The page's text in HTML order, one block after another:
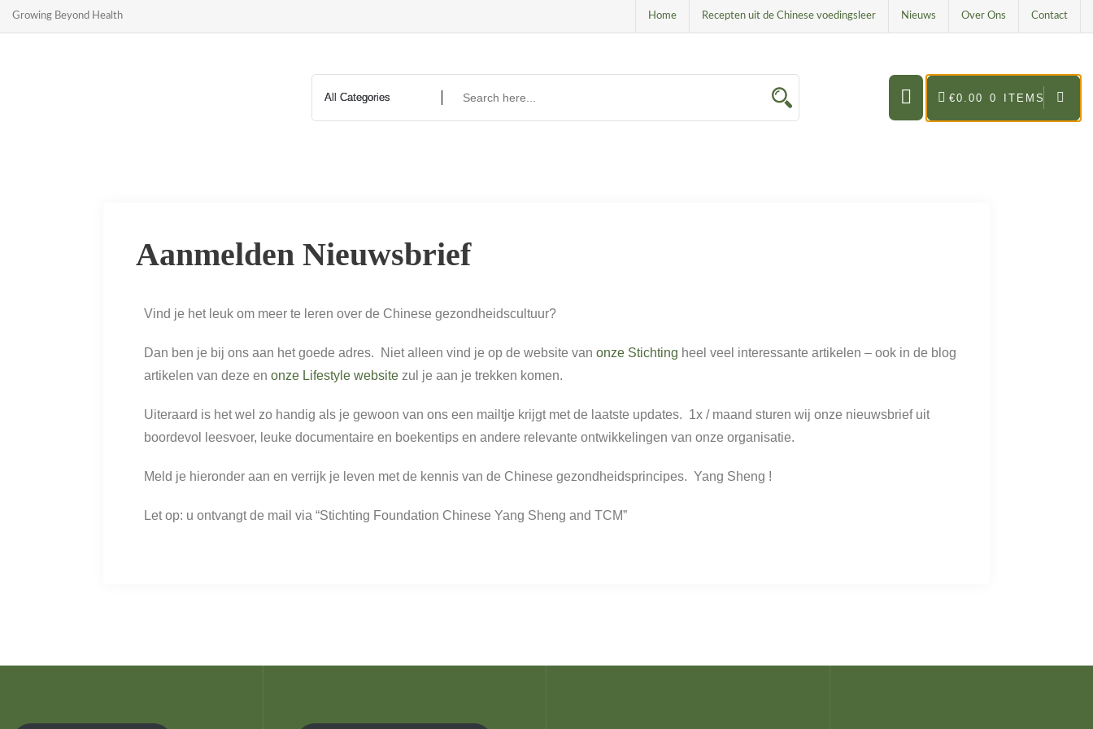
Growing Beyond Health Contact
Over Ons
Nieuws
Recepten uit de Chinese voedingsleer
Home
€0.00 0 ITEMS
Aanmelden Nieuwsbrief
Vind je het leuk om meer te leren over de Chinese gezondheidscultuur?
Dan ben je bij ons aan het goede adres. Niet alleen vind je op de website van onze Stichting heel veel interessante artikelen – ook in de blog
artikelen van deze en onze Lifestyle website zul je aan je trekken komen.
Uiteraard is het wel zo handig als je gewoon van ons een mailtje krijgt met de laatste updates. 1x / maand sturen wij onze nieuwsbrief uit
boordevol leesvoer, leuke documentaire en boekentips en andere relevante ontwikkelingen van onze organisatie.
Meld je hieronder aan en verrijk je leven met de kennis van de Chinese gezondheidsprincipes. Yang Sheng !
Let op: u ontvangt de mail via “Stichting Foundation Chinese Yang Sheng and TCM”